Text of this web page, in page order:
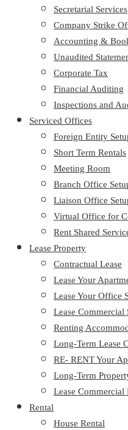
Secretarial Services
Company Strike
Accounting &
Unaudited
Corporate Tax
Financial Auditing
Inspections and
Serviced Offices
Foreign Entity
Short Term Rentals
Meeting Room
Branch Office
Liaison Office
Virtual Office for
Rent Shared
Lease Property
Contractual Lease
Lease Your
Lease Your Office
Lease Commercial
Renting
Long-Term Lease
RE- RENT Your
Long-Term
Lease
Rental
House Rental